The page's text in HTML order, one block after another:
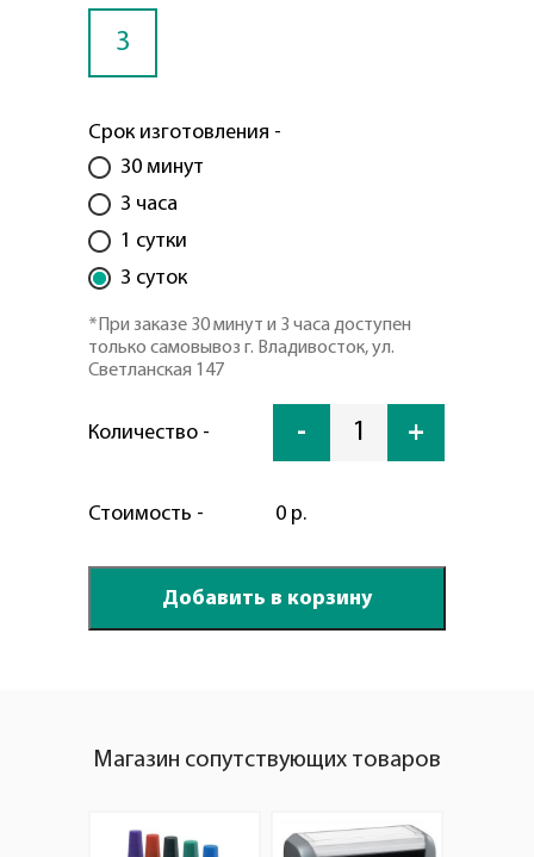
3
Срок изготовления -
30 минут
3 часа
1 сутки
3 суток
*При заказе 30 минут и 3 часа доступен
только самовывоз г. Владивосток, ул.
Светланская 147
Количество - - 1 +
Стоимость - 0 р.
Магазин сопутствующих товаров